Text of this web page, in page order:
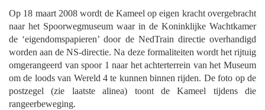
Op 18 maart 2008 wordt de Kameel op eigen kracht overgebracht
naar het Spoorwegmuseum waar in de Koninklijke Wachtkamer
de ‘eigendomspapieren’ door de NedTrain directie overhandigd
worden aan de NS-directie. Na deze formaliteiten wordt het rijtuig
omgerangeerd van spoor 1 naar het achterterrein van het Museum
om de loods van Wereld 4 te kunnen binnen rijden. De foto op de
postzegel (zie laatste alinea) toont de Kameel tijdens die
rangeerbeweging.